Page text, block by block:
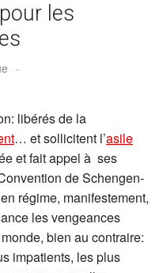
les
-
libérés de la
… et sollicitent l’asile
et fait appel à ses
de Schengen-
régime, manifestement,
les vengeances
bien au contraire:
impatients, les plus